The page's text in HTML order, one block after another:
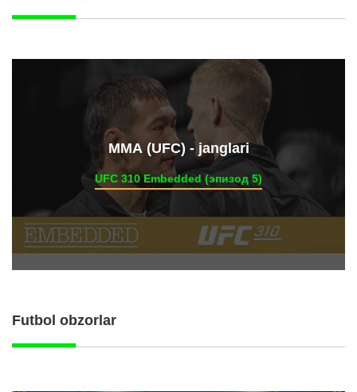
ММА (UFC) - janglari
UFC 310 Embedded (эпизод 5)
Futbol obzorlar